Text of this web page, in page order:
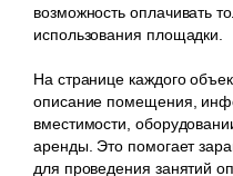
возможность оплачивать
использования площадки.
На странице каждого
описание помещения,
вместимости,
аренды. Это помогает
для проведения занятий